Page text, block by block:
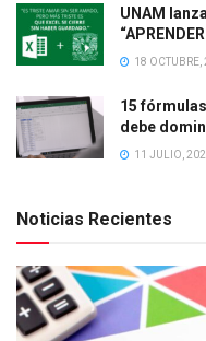
UNAM
18 OCTUBRE,
15 fórmulas
debe
11 JULIO,
Noticias Recientes